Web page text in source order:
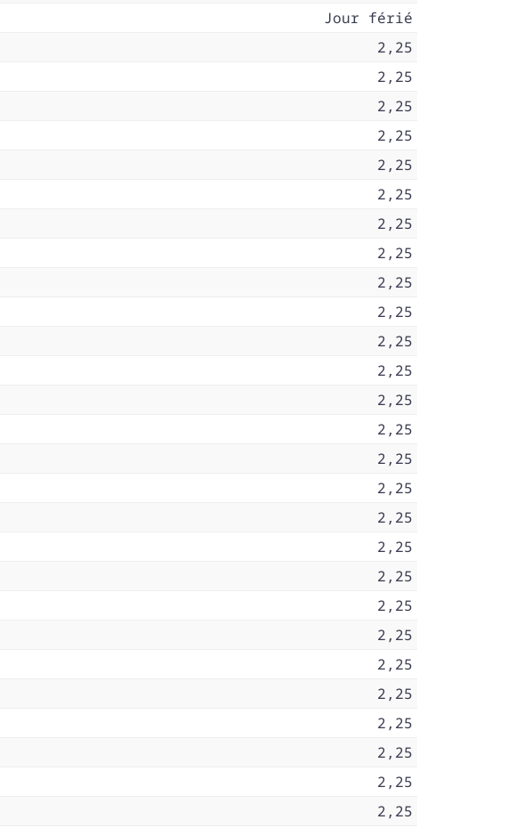
Jour férié
2,25
2,25
2,25
2,25
2,25
2,25
2,25
2,25
2,25
2,25
2,25
2,25
2,25
2,25
2,25
2,25
2,25
2,25
2,25
2,25
2,25
2,25
2,25
2,25
2,25
2,25
2,25